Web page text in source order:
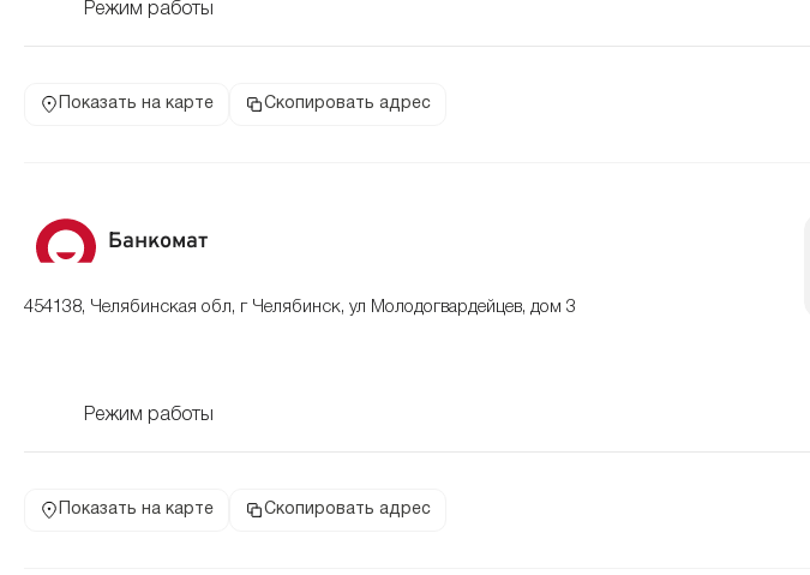
Режим работы
Показать на карте Скопировать адрес
Банкомат
454138, Челябинская обл, г Челябинск, ул Молодогвардейцев, дом 3
Режим работы
Показать на карте Скопировать адрес